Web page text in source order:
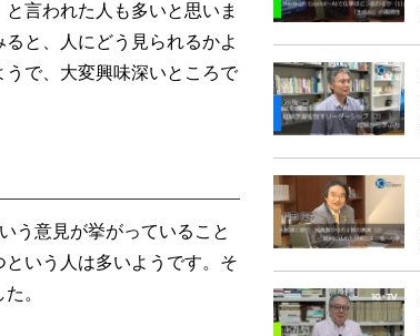
言われた人も多いと思いま
と、人にどう見られるかよ
で、大変興味深いところで
う意見が挙がっていること
いう人は多いようです。そ
。